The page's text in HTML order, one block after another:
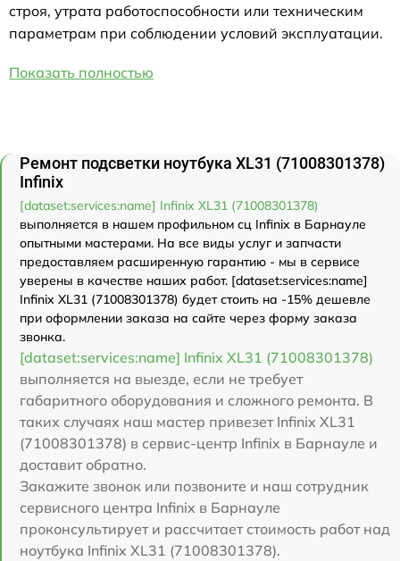
строя, утрата работоспособности или техническим
параметрам при соблюдении условий эксплуатации.
Показать полностью
Ремонт подсветки ноутбука XL31 (71008301378)
Infinix
[dataset:services:name] Infinix XL31 (71008301378)
выполняется в нашем профильном сц Infinix в Барнауле
опытными мастерами. На все виды услуг и запчасти
предоставляем расширенную гарантию - мы в сервисе
уверены в качестве наших работ. [dataset:services:name]
Infinix XL31 (71008301378) будет стоить на -15% дешевле
при оформлении заказа на сайте через форму заказа
звонка.
[dataset:services:name] Infinix XL31 (71008301378)
выполняется на выезде, если не требует
габаритного оборудования и сложного ремонта. В
таких случаях наш мастер привезет Infinix XL31
(71008301378) в сервис-центр Infinix в Барнауле и
доставит обратно.
Закажите звонок или позвоните и наш сотрудник
сервисного центра Infinix в Барнауле
проконсультирует и рассчитает стоимость работ над
ноутбука Infinix XL31 (71008301378).